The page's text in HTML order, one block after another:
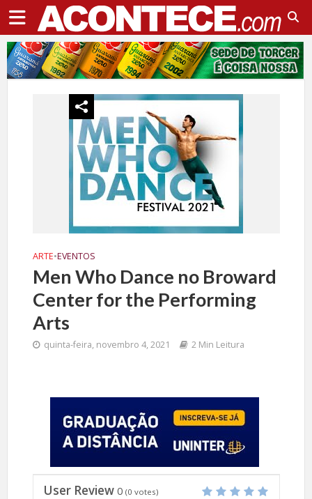
ARTE•EVENTOS
Men Who Dance no Broward
Center for the Performing
Arts
quinta-feira, novembro 4, 2021 2 Min Leitura
User Review 0 (0 votes)